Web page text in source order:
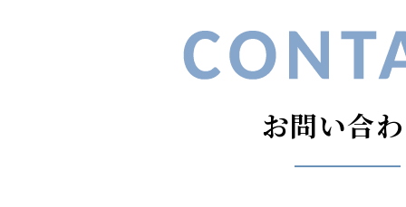
お問い合